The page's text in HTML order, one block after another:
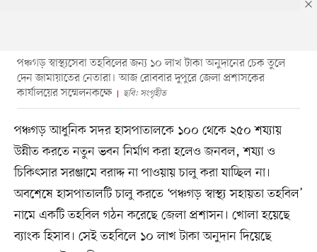
পঞ্চগড় স্বাস্থ্যসেবা তহবিলের জন্য ১০ লাখ টাকা অনুদানের চেক তুলে
দেন জামায়াতের নেতারা। আজ রোববার দুপুরে জেলা প্রশাসকের
কার্যালয়ের সম্মেলনকক্ষে
ছবি: সংগৃহীত
পঞ্চগড় আধুনিক সদর হাসপাতালকে ১০০ থেকে ২৫০ শয্যায়
উন্নীত করতে নতুন ভবন নির্মাণ করা হলেও জনবল, শয্যা ও
চিকিৎসার সরঞ্জামে বরাদ্দ না পাওয়ায় চালু করা যাচ্ছিল না।
অবশেষে হাসপাতালটি চালু করতে ‘পঞ্চগড় স্বাস্থ্য সহায়তা তহবিল’
নামে একটি তহবিল গঠন করেছে জেলা প্রশাসন। খোলা হয়েছে
ব্যাংক হিসাব। সেই তহবিলে ১০ লাখ টাকা অনুদান দিয়েছে